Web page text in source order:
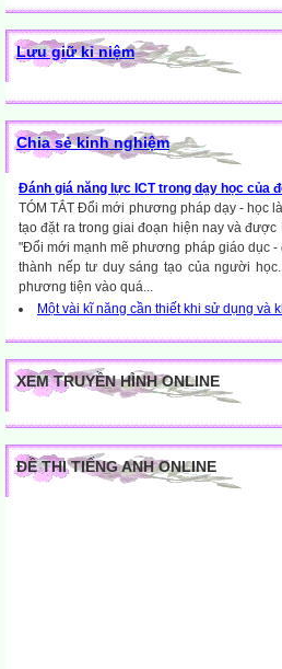
Lưu giữ kỉ niệm
Chia sẻ kinh nghiệm
Đánh giá năng lực ICT trong dạy học của
TÓM TẮT Đổi mới phương pháp dạy - học
tạo đặt ra trong giai đoạn hiện nay và được
"Đổi mới mạnh mẽ phương pháp giáo dục -
thành nếp tư duy sáng tạo của người
phương tiện vào quá...
Một vài kĩ năng cần thiết khi sử dụng và
XEM TRUYỀN HÌNH ONLINE
ĐỀ THI TIẾNG ANH ONLINE